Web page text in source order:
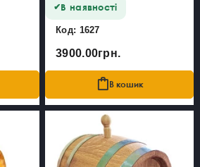
В наявності
Код: 1627
3900.00грн.
В кошик